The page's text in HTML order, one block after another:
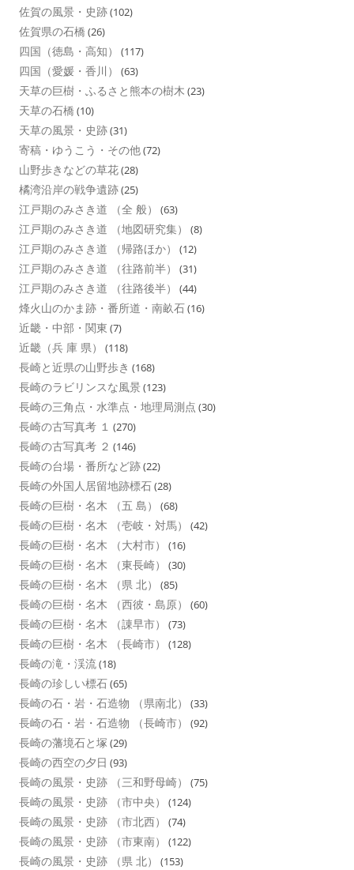
佐賀の風景・史跡(102)
佐賀県の石橋 (26)
四国（徳島・高知） (117)
四国（愛媛・香川） (63)
天草の巨樹・ふるさと熊本の樹木 (23)
天草の石橋 (10)
天草の風景・史跡(31)
寄稿・ゆうこう・その他(72)
山野歩きなどの草花(28)
橘湾沿岸の戦争遺跡(25)
江戸期のみさき道 （全 般） (63)
江戸期のみさき道 （地図研究集） (8)
江戸期のみさき道 （帰路ほか） (12)
江戸期のみさき道 （往路前半） (31)
江戸期のみさき道 （往路後半） (44)
烽火山のかま跡・番所道・南畝石(16)
近畿・中部・関東 (7)
近畿（兵 庫 県） (118)
長崎と近県の山野歩き (168)
長崎のラビリンスな風景 (123)
長崎の三角点・水準点・地理局測点 (30)
長崎の古写真考 １ (270)
長崎の古写真考 ２ (146)
長崎の台場・番所など跡(22)
長崎の外国人居留地跡標石(28)
長崎の巨樹・名木 （五 島） (68)
長崎の巨樹・名木 （壱岐・対馬） (42)
長崎の巨樹・名木 （大村市） (16)
長崎の巨樹・名木 （東長崎） (30)
長崎の巨樹・名木 （県 北） (85)
長崎の巨樹・名木 （西彼・島原） (60)
長崎の巨樹・名木 （諌早市） (73)
長崎の巨樹・名木 （長崎市） (128)
長崎の滝・渓流(18)
長崎の珍しい標石(65)
長崎の石・岩・石造物 （県南北） (33)
長崎の石・岩・石造物 （長崎市） (92)
長崎の藩境石と塚 (29)
長崎の西空の夕日 (93)
長崎の風景・史跡 （三和野母崎） (75)
長崎の風景・史跡 （市中央） (124)
長崎の風景・史跡 （市北西） (74)
長崎の風景・史跡 （市東南） (122)
長崎の風景・史跡 （県 北） (153)